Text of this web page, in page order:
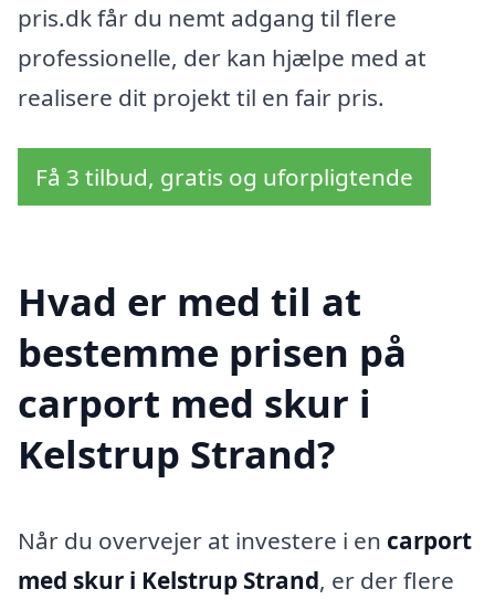
pris.dk får du nemt adgang til flere
professionelle, der kan hjælpe med at
realisere dit projekt til en fair pris.
Få 3 tilbud, gratis og uforpligtende
Hvad er med til at
bestemme prisen på
carport med skur i
Kelstrup Strand?
Når du overvejer at investere i en carport
med skur i Kelstrup Strand, er der flere